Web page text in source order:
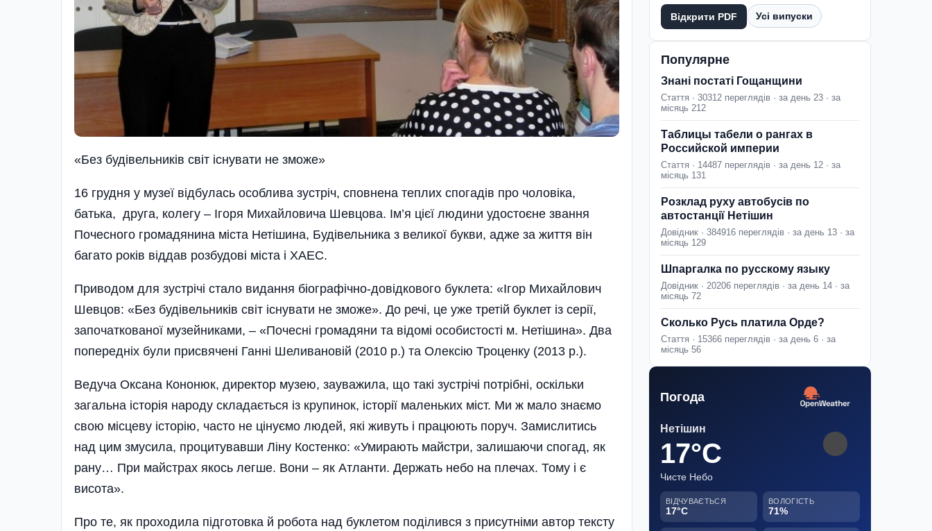
«Без будiвельникiв свiт iснувати не зможе»
16 грудня у музеї відбулась особлива зустріч, сповнена теплих спогаді­в про чоловіка,
батька, друга, колегу – Ігоря Михайловича Шевцова. Ім’я цієї людини удостоєне звання
Почесного громадянина міста Нетішина, Будівельника з великої букви, адже за життя він
багато років віддав розбудові міста і ХАЕС.
Приводом для зустрічі стало видання біографічно-довідкового буклета: «Ігор Михайлович
Шевцов: «Без будівельників світ існувати не зможе». До речі, це уже третій буклет із серії,
започаткованої музейниками, – «Почесні громадяни та відомі особистості м. Нетіши­на». Два
попередніх були присвячені Ганні Шеливановій (2010 р.) та Олексію Троценку (2013 р.).
Ведуча Оксана Кононюк, директор музею, зауважила, що такі зустрічі потрібні, оскільки
загальна історія народу складається із крупинок, історії маленьких міст. Ми ж мало знаємо
свою місцеву історію, часто не цінуємо людей, які живуть і працюють поруч. Замислитись
над цим змусила, процитувавши Ліну Костенк­о: «Умирають майстри, залишаючи спогад, як
рану… При майстрах якось легше. Вони – як Атланти. Держать не­бо на плечах. Тому і є
висота»­.
Про те, як проходила підготовка й робота над буклетом поділився з присутніми автор тексту
Відкрити PDF Усі випуски
Популярне
Знані постаті Гощанщини
Стаття · 30312 переглядів · за день 23 · за
місяць 212
Таблицы табели о рангах в
Российской империи
Стаття · 14487 переглядів · за день 12 · за
місяць 131
Розклад руху автобусів по
автостанції Нетішин
Довідник · 384916 переглядів · за день 13 · за
місяць 129
Шпаргалка по русскому языку
Довідник · 20206 переглядів · за день 14 · за
місяць 72
Сколько Русь платила Орде?
Стаття · 15366 переглядів · за день 6 · за
місяць 56
Погода
Нетішин
17°C
Чисте Небо
ВІДЧУВАЄТЬСЯ
17°C
ВОЛОГІСТЬ
71%